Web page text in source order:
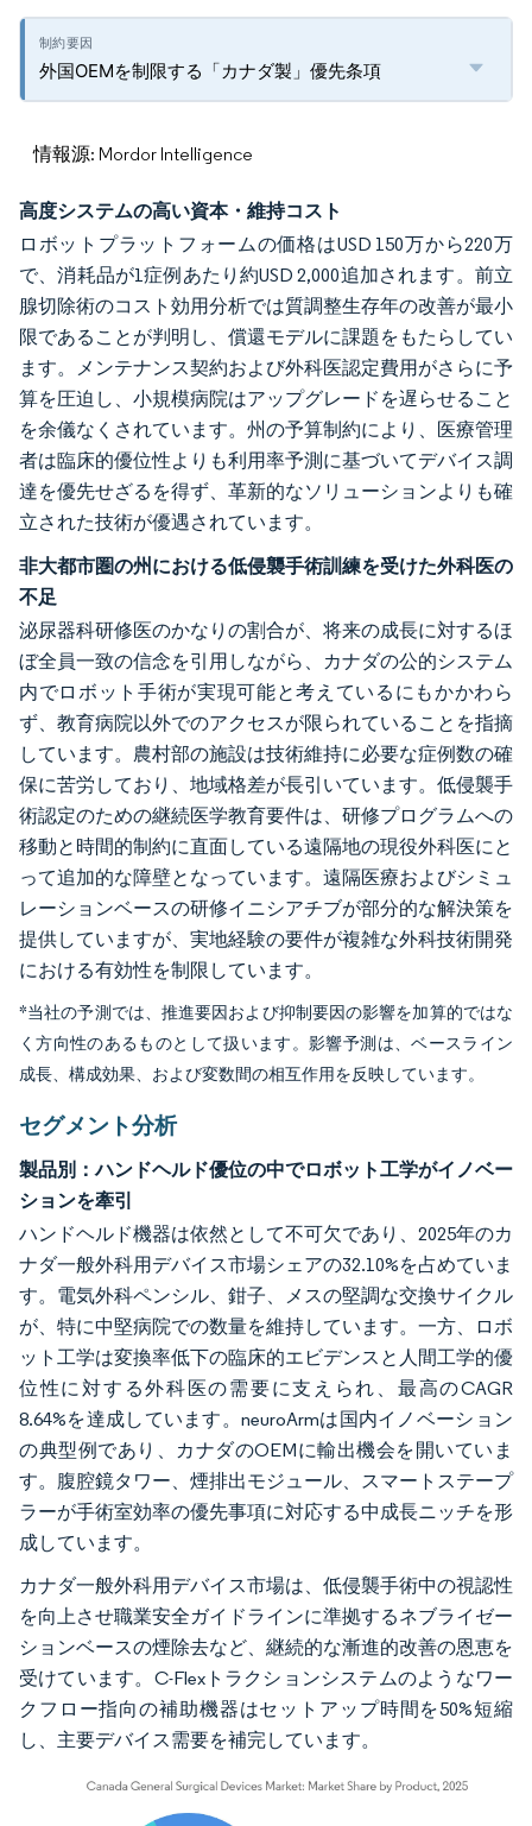
外国OEMを制限する「カナダ製」優先条項
情報源: Mordor Intelligence
高度システムの高い資本・維持コスト
ロボットプラットフォームの価格はUSD 150万から220万
で、消耗品が1症例あたり約USD 2,000追加されます。前立
腺切除術のコスト効用分析では質調整生存年の改善が最小
限であることが判明し、償還モデルに課題をもたらしてい
ます。メンテナンス契約および外科医認定費用がさらに予
算を圧迫し、小規模病院はアップグレードを遅らせること
を余儀なくされています。州の予算制約により、医療管理
者は臨床的優位性よりも利用率予測に基づいてデバイス調
達を優先せざるを得ず、革新的なソリューションよりも確
立された技術が優遇されています。
非大都市圏の州における低侵襲手術訓練を受けた外科医の
不足
泌尿器科研修医のかなりの割合が、将来の成長に対するほ
ぼ全員一致の信念を引用しながら、カナダの公的システム
内でロボット手術が実現可能と考えているにもかかわら
ず、教育病院以外でのアクセスが限られていることを指摘
しています。農村部の施設は技術維持に必要な症例数の確
保に苦労しており、地域格差が長引いています。低侵襲手
術認定のための継続医学教育要件は、研修プログラムへの
移動と時間的制約に直面している遠隔地の現役外科医にと
って追加的な障壁となっています。遠隔医療およびシミュ
レーションベースの研修イニシアチブが部分的な解決策を
提供していますが、実地経験の要件が複雑な外科技術開発
における有効性を制限しています。
*当社の予測では、推進要因および抑制要因の影響を加算的ではな
く方向性のあるものとして扱います。影響予測は、ベースライン
成長、構成効果、および変数間の相互作用を反映しています。
セグメント分析
製品別：ハンドヘルド優位の中でロボット工学がイノベー
ションを牽引
ハンドヘルド機器は依然として不可欠であり、2025年のカ
ナダ一般外科用デバイス市場シェアの32.10%を占めていま
す。電気外科ペンシル、鉗子、メスの堅調な交換サイクル
が、特に中堅病院での数量を維持しています。一方、ロボ
ット工学は変換率低下の臨床的エビデンスと人間工学的優
位性に対する外科医の需要に支えられ、最高のCAGR
8.64%を達成しています。neuroArmは国内イノベーション
の典型例であり、カナダのOEMに輸出機会を開いていま
す。腹腔鏡タワー、煙排出モジュール、スマートステープ
ラーが手術室効率の優先事項に対応する中成長ニッチを形
成しています。
カナダ一般外科用デバイス市場は、低侵襲手術中の視認性
を向上させ職業安全ガイドラインに準拠するネブライゼー
ションベースの煙除去など、継続的な漸進的改善の恩恵を
受けています。C-Flexトラクションシステムのようなワー
クフロー指向の補助機器はセットアップ時間を50%短縮
し、主要デバイス需要を補完しています。